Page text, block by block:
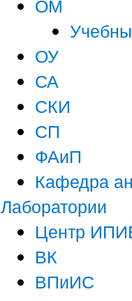
ОМ
ОУ
СА
СКИ
СП
ФАиП
Кафедра
Лаборатории
Центр
ВК
ВПиИС